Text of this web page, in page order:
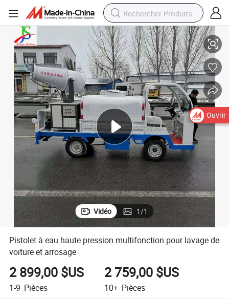
Pistolet à eau haute pression multifonction pour lavage de voiture et
Vidéo 1/1
Pistolet à eau haute pression multifonction pour lavage de
voiture et arrosage
2 899,00 $US
1-9 Pièces
2 759,00 $US
10+ Pièces
Ouvrir